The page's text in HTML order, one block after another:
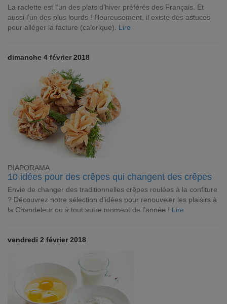
La raclette est l’un des plats d’hiver préférés des Français. Et
aussi l’un des plus lourds ! Heureusement, il existe des astuces
pour alléger la facture (calorique). Lire
dimanche 4 février 2018
DIAPORAMA
10 idées pour des crêpes qui changent des crêpes
Envie de changer des traditionnelles crêpes roulées à la confiture
? Découvrez notre sélection d’idées pour renouveler les plaisirs à
la Chandeleur ou à tout autre moment de l’année ! Lire
vendredi 2 février 2018